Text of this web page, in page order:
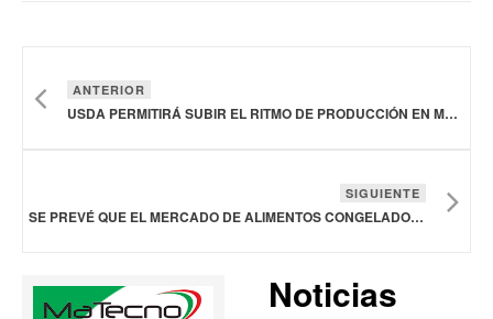
ANTERIOR
USDA PERMITIRÁ SUBIR EL RITMO DE PRODUCCIÓN EN MATADEROS DE AVES Y CERDOS PARA REDUCIR PRECIOS DE VENTA
SIGUIENTE
SE PREVÉ QUE EL MERCADO DE ALIMENTOS CONGELADOS ALCANCE LOS 450,300 MDD EN 2033
Noticias